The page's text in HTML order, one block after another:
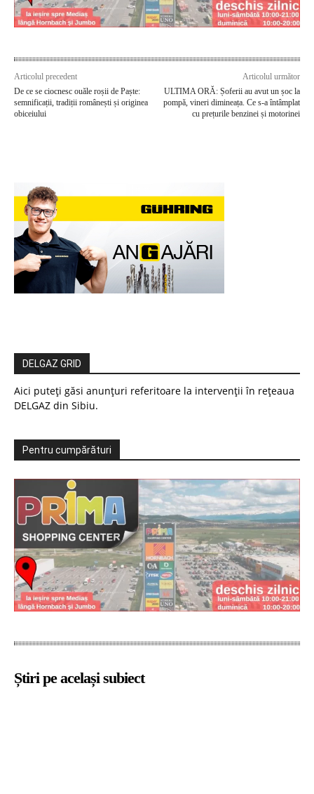
Articolul precedent
De ce se ciocnesc ouăle roșii de Paște:
semnificații, tradiții românești și originea
obiceiului
Articolul următor
ULTIMA ORĂ: Șoferii au avut un șoc la
pompă, vineri dimineața. Ce s-a întâmplat
cu prețurile benzinei și motorinei
DELGAZ GRID
Aici puteți găsi anunțuri referitoare la intervenții în rețeaua
DELGAZ din Sibiu.
Pentru cumpărături
Știri pe același subiect